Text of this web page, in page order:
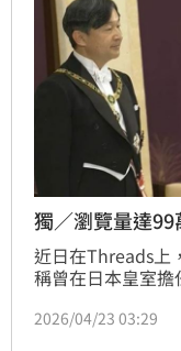
獨／瀏覽量達
近日在Threads上
稱曾在日本皇室
最近瀏覽次數，此
2026/04/23 03:29